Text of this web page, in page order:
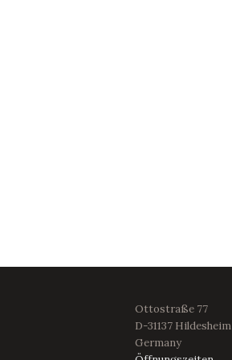
Ottostraße 77
D-31137 Hildesheim
Germany